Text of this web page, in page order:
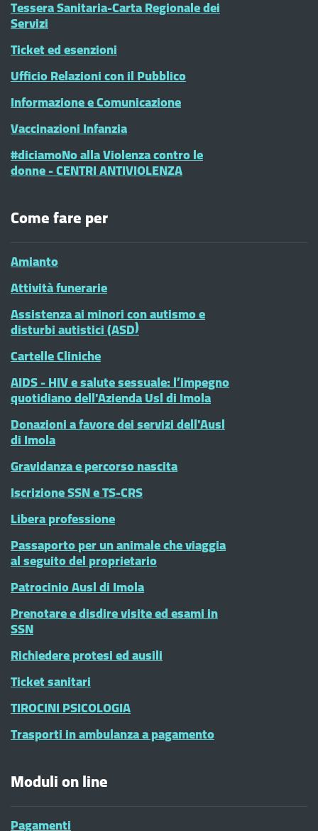
Tessera Sanitaria-Carta Regionale dei
Servizi
Ticket ed esenzioni
Ufficio Relazioni con il Pubblico
Informazione e Comunicazione
Vaccinazioni Infanzia
#diciamoNo alla Violenza contro le
donne - CENTRI ANTIVIOLENZA
Come fare per
Amianto
Attività funerarie
Assistenza ai minori con autismo e
disturbi autistici (ASD)
Cartelle Cliniche
AIDS - HIV e salute sessuale: l’impegno
quotidiano dell'Azienda Usl di Imola
Donazioni a favore dei servizi dell'Ausl
di Imola
Gravidanza e percorso nascita
Iscrizione SSN e TS-CRS
Libera professione
Passaporto per un animale che viaggia
al seguito del proprietario
Patrocinio Ausl di Imola
Prenotare e disdire visite ed esami in
SSN
Richiedere protesi ed ausili
Ticket sanitari
TIROCINI PSICOLOGIA
Trasporti in ambulanza a pagamento
Moduli on line
Pagamenti